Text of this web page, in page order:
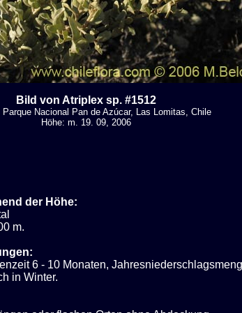
Bild von Atriplex sp. #1512
Parque Nacional Pan de Azúcar, Las Lomitas, Chile
Höhe: m. 19. 09, 2006
der Höhe:
m.
6 - 10 Monaten,
in Winter.